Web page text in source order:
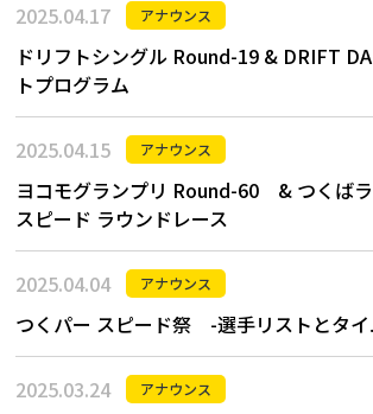
2025.04.17 アナウンス
ドリフトシングル Round-19 & DRIFT
トプログラム
2025.04.15 アナウンス
ヨコモグランプリ Round-60 & つくば
スピード ラウンドレース
2025.04.04 アナウンス
つくパー スピード祭 -選手リストとタイ
2025.03.24 アナウンス